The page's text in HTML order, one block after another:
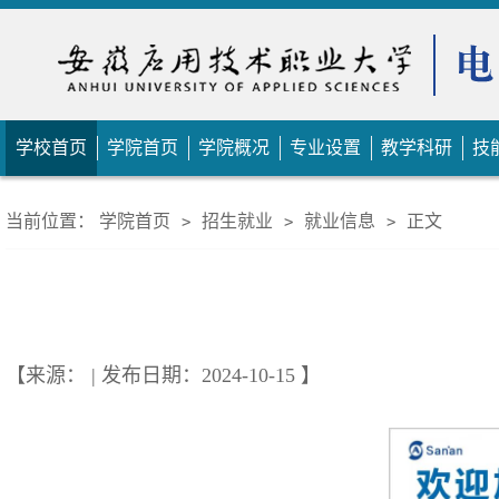
学校首页 学院首页 学院概况 专业设置 教学科研 技
当前位置： 学院首页 > 招生就业 > 就业信息 > 正文
【来源： | 发布日期：2024-10-15 】